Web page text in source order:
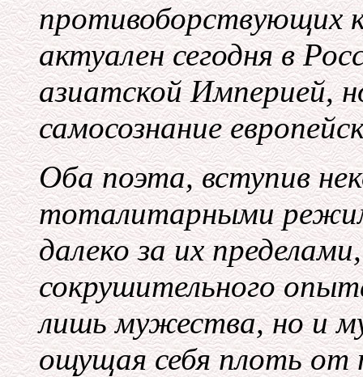
противоборствующих
актуален сегодня в
азиатской Империей,
самосознание
Оба поэта, вступив
тоталитарными
далеко за их
сокрушительного
лишь мужества, но и
ощущая себя плоть от